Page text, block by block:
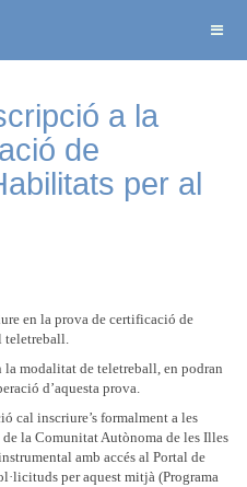
a la
de
per al
en la prova de certificació de
teletreball.
la modalitat de teletreball, en podran
d’aquesta prova.
cal inscriure’s formalment a les
la Comunitat Autònoma de les Illes
amb accés al Portal de
per aquest mitjà (Programa